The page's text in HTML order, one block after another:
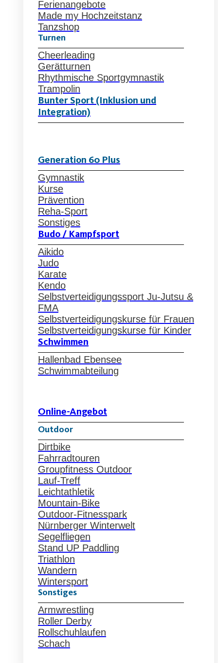
Ferienangebote
Made my Hochzeitstanz
Tanzshop
Turnen
Cheerleading
Gerätturnen
Rhythmische Sportgymnastik
Trampolin
Bunter Sport (Inklusion und
Integration)
Generation 60 Plus
Gymnastik
Kurse
Prävention
Reha-Sport
Sonstiges
Budo / Kampfsport
Aikido
Judo
Karate
Kendo
Selbstverteidigungssport Ju-Jutsu &
FMA
Selbstverteidigungskurse für Frauen
Selbstverteidigungskurse für Kinder
Schwimmen
Hallenbad Ebensee
Schwimmabteilung
Online-Angebot
Outdoor
Dirtbike
Fahrradtouren
Groupfitness Outdoor
Lauf-Treff
Leichtathletik
Mountain-Bike
Outdoor-Fitnesspark
Nürnberger Winterwelt
Segelfliegen
Stand UP Paddling
Triathlon
Wandern
Wintersport
Sonstiges
Armwrestling
Roller Derby
Rollschuhlaufen
Schach